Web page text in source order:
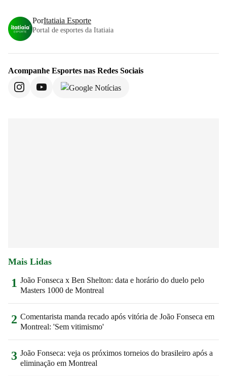
PorItatiaia Esporte
Portal de esportes da Itatiaia
Acompanhe Esportes nas Redes Sociais
Mais Lidas
1 João Fonseca x Ben Shelton: data e horário do duelo pelo
Masters 1000 de Montreal
2 Comentarista manda recado após vitória de João Fonseca em
Montreal: 'Sem vitimismo'
3 João Fonseca: veja os próximos torneios do brasileiro após a
eliminação em Montreal